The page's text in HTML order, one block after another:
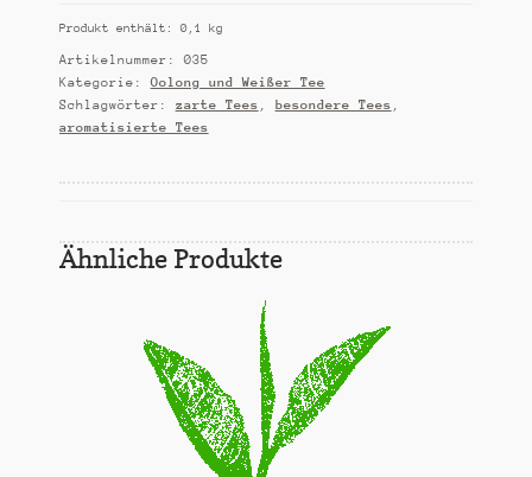
Menge
Produkt enthält: 0,1 kg
Artikelnummer: 035
Kategorie: Oolong und Weißer Tee
Schlagwörter: zarte Tees , besondere Tees ,
aromatisierte Tees
Ähnliche Produkte